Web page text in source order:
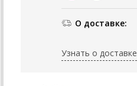
О доставке:
Узнать о доставке